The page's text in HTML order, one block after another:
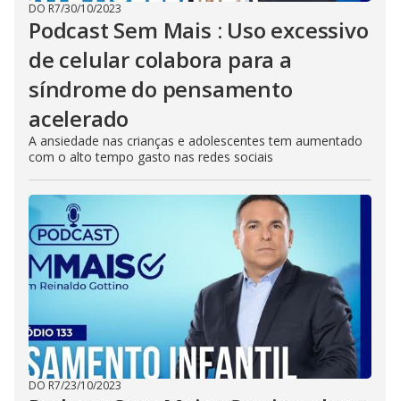
DO R7/30/10/2023
Podcast Sem Mais : Uso excessivo
de celular colabora para a
síndrome do pensamento
acelerado
A ansiedade nas crianças e adolescentes tem aumentado
com o alto tempo gasto nas redes sociais
DO R7/23/10/2023